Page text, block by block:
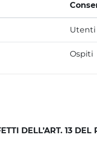
Utenti
Ospiti
DELL’ART. 13 DEL